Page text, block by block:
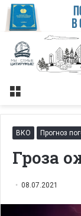
Меню
ВКО Прогноз
Гроза
08.07.2021